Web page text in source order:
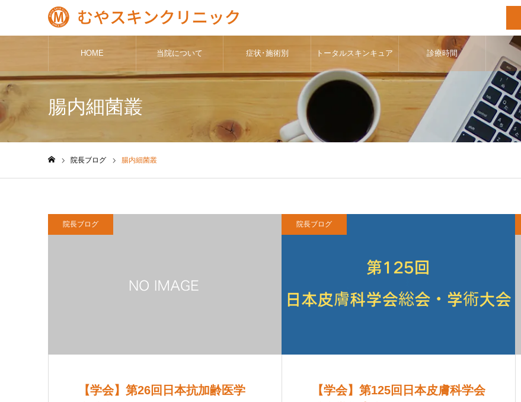
HOME 当院について 症状･施術別 トータルスキンキュア 診療時間
腸内細菌叢
院長ブログ 腸内細菌叢
院長ブログ
【学会】第26回日本抗加齢医学
院長ブログ
【学会】第125回日本皮膚科学会